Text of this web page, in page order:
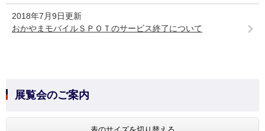
2018年7月9日更新
おかやまモバイルＳＰＯＴのサービス終了について
展覧会のご案内